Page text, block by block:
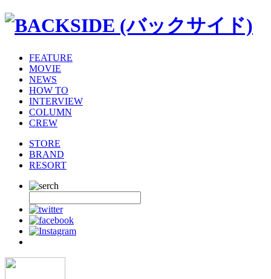
FEATURE
MOVIE
NEWS
HOW TO
INTERVIEW
COLUMN
CREW
STORE
BRAND
RESORT